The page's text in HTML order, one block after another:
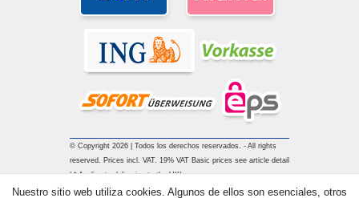
© Copyright 2026 | Todos los derechos reservados. - All rights
reserved. Prices incl. VAT. 19% VAT Basic prices see article detail
| * Applies to deliveries to the UK!
Nuestro sitio web utiliza cookies. Algunos de ellos son esenciales, otros